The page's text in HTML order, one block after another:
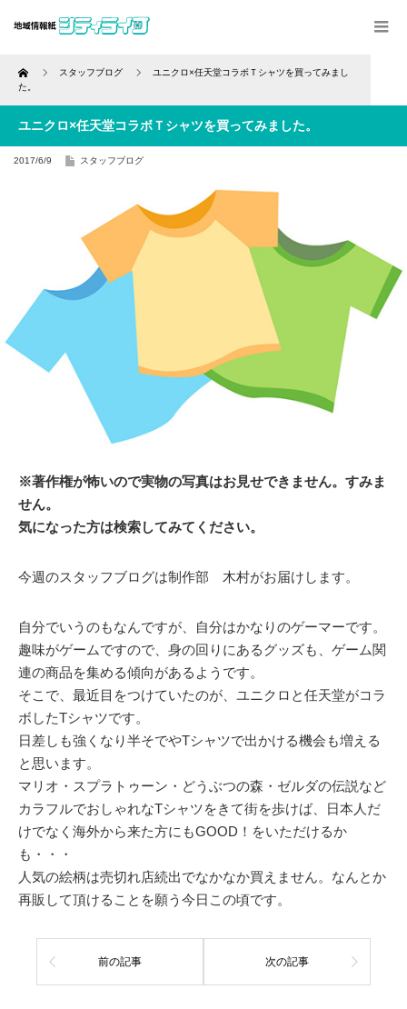
Home スタッフブログ
ユニクロ×任天堂コラボＴシャツを買ってみまし
た。
ユニクロ×任天堂コラボＴシャツを買ってみました。
2017/6/9 スタッフブログ
※著作権が怖いので実物の写真はお見せできません。すみま
せん。
気になった方は検索してみてください。
今週のスタッフブログは制作部 木村がお届けします。
自分でいうのもなんですが、自分はかなりのゲーマーです。
趣味がゲームですので、身の回りにあるグッズも、ゲーム関
連の商品を集める傾向があるようです。
そこで、最近目をつけていたのが、ユニクロと任天堂がコラ
ボしたTシャツです。
日差しも強くなり半そでやTシャツで出かける機会も増える
と思います。
マリオ・スプラトゥーン・どうぶつの森・ゼルダの伝説など
カラフルでおしゃれなTシャツをきて街を歩けば、日本人だ
けでなく海外から来た方にもGOOD！をいただけるか
も・・・
人気の絵柄は売切れ店続出でなかなか買えません。なんとか
再販して頂けることを願う今日この頃です。
前の記事 次の記事